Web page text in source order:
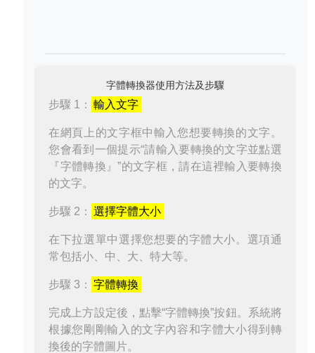
字體轉換器使用方法及步驟
步驟 1： 輸入文字
在網頁上的文字框中輸入您想要轉換的文字。
您會看到一個提示“請輸入要轉換的文字並點選
『字體轉換』”的文字框，請在這裡輸入要轉換
的文字。
步驟 2： 選擇字體大小
在下拉選單中選擇您想要的字體大小。選項通
常包括小、中、大、特大等。
步驟 3： 字體轉換
完成上方設定後，點擊“字體轉換”按鈕。系統將
根據您剛剛輸入的文字內容和字體大小得到轉
換後的字體圖片。